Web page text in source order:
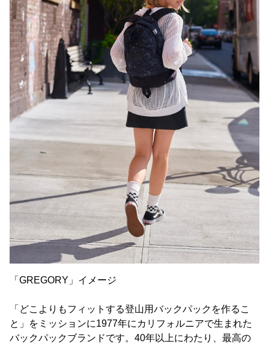
「GREGORY」イメージ
「どこよりもフィットする登山用バックパックを作るこ
と」をミッションに1977年にカリフォルニアで生まれた
バックパックブランドです。40年以上にわたり、最高の